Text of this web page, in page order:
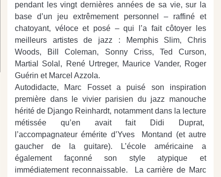
pendant les vingt dernières années de sa vie, sur la
base d’un jeu extrêmement personnel – raffiné et
chatoyant, véloce et posé – qui l’a fait côtoyer les
meilleurs artistes de jazz : Memphis Slim, Chris
Woods, Bill Coleman, Sonny Criss, Ted Curson,
Martial Solal, René Urtreger, Maurice Vander, Roger
Guérin et Marcel Azzola.
Autodidacte, Marc Fosset a puisé son inspiration
première dans le vivier parisien du jazz manouche
hérité de Django Reinhardt, notamment dans la lecture
métissée qu’en avait fait Didi Duprat,
l’accompagnateur émérite d’Yves Montand (et autre
gaucher de la guitare). L’école américaine a
également façonné son style atypique et
immédiatement reconnaissable. La carrière de Marc